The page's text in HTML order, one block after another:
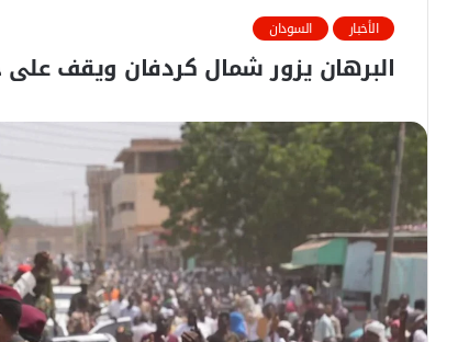
الأخبار السودان
البرهان يزور شمال كردفان ويقف على